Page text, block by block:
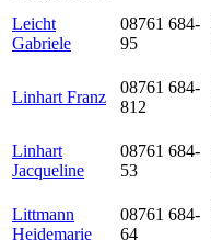
Leicht
Gabriele
08761 684-
95
Linhart Franz
08761 684-
812
Linhart
Jacqueline
08761 684-
53
Littmann
Heidemarie
08761 684-
64